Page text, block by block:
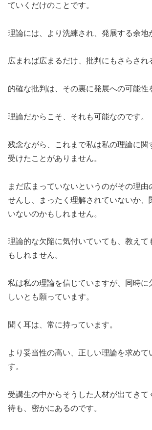
ていくだけのことです。
理論には、より洗練され、発展する余地
広まれば広まるだけ、批判にもさらされ
的確な批判は、その裏に発展への可能性
理論だからこそ、それも可能なのです。
残念ながら、これまで私は私の理論に関
受けたことがありません。
まだ広まっていないというのがその理由
せんし、まったく理解されていないか、
いないのかもしれません。
理論的な欠陥に気付いていても、教えて
もしれません。
私は私の理論を信じていますが、同時に
しいとも願っています。
聞く耳は、常に持っています。
より妥当性の高い、正しい理論を求めて
す。
受講生の中からそうした人材が出てきて
待も、密かにあるのです。